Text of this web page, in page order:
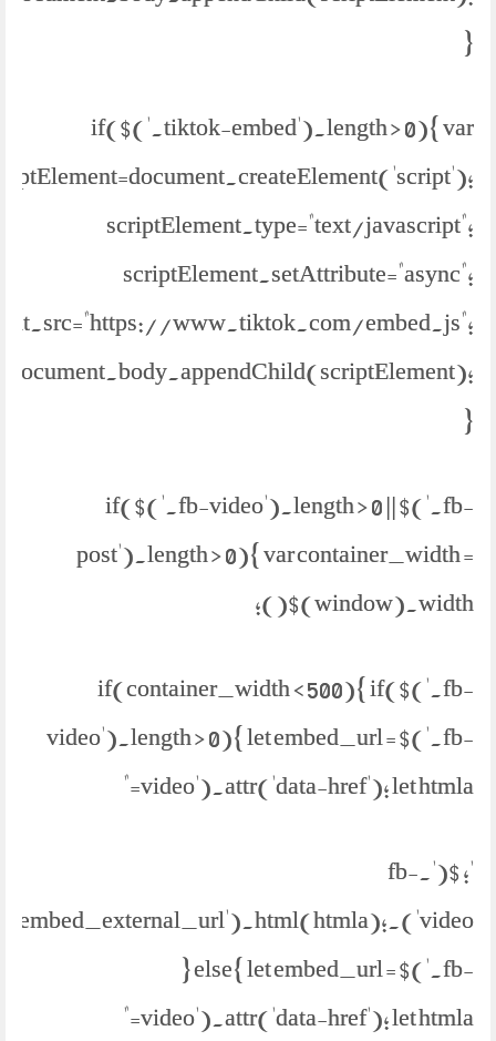
}
if($('.tiktok-embed').length > 0){ var
scriptElement.type="text/javascript";
scriptElement.setAttribute="async";
www.tiktok.com/embed.js";
document.body.appendChild(scriptElement);
}
if($('.fb-video').length > 0 || $('.fb-
post').length > 0){ var container_width =
$(window).width();
if(container_width < 500){ if($('.fb-
video').length > 0){ let embed_url = $('.fb-
video').attr('data-href'); let htmla="
'; $('.fb-
} else{ let embed_url = $('.fb-
video').attr('data-href'); let htmla="